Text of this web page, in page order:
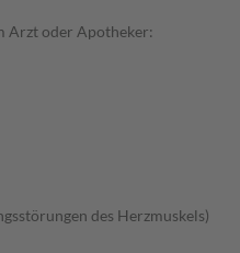
Arzt oder Apotheker:
des Herzmuskels)